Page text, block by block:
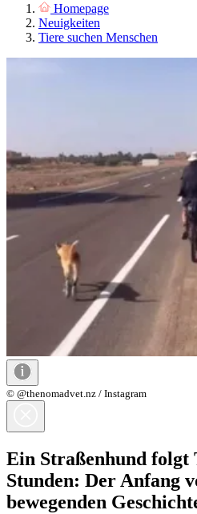
Homepage
Neuigkeiten
Tiere suchen Menschen
© @thenomadvet.nz / Instagram
Ein Straßenhund folgt
Stunden: Der Anfang
bewegenden